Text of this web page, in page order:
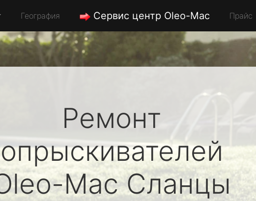
География Сервис центр Oleo-Mac Прайс
Ремонт
опрыскивателей
MacСланцы